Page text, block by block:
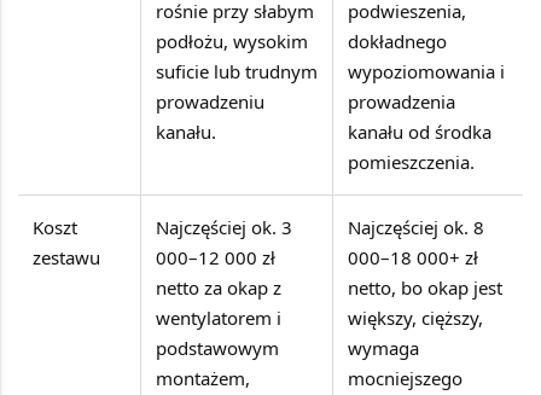
rośnie przy słabym
podłożu, wysokim
suficie lub trudnym
prowadzeniu
kanału.
podwieszenia,
dokładnego
wypoziomowania i
prowadzenia
kanału od środka
pomieszczenia.
Koszt
zestawu
Najczęściej ok. 3
000–12 000 zł
netto za okap z
wentylatorem i
podstawowym
montażem,
Najczęściej ok. 8
000–18 000+ zł
netto, bo okap jest
większy, cięższy,
wymaga
mocniejszego